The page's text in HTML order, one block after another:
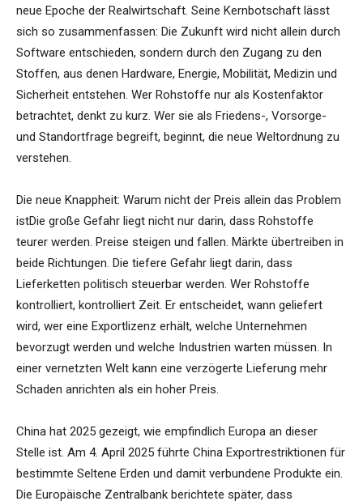
neue Epoche der Realwirtschaft. Seine Kernbotschaft lässt
sich so zusammenfassen: Die Zukunft wird nicht allein durch
Software entschieden, sondern durch den Zugang zu den
Stoffen, aus denen Hardware, Energie, Mobilität, Medizin und
Sicherheit entstehen. Wer Rohstoffe nur als Kostenfaktor
betrachtet, denkt zu kurz. Wer sie als Friedens-, Vorsorge-
und Standortfrage begreift, beginnt, die neue Weltordnung zu
verstehen.
Die neue Knappheit: Warum nicht der Preis allein das Problem
istDie große Gefahr liegt nicht nur darin, dass Rohstoffe
teurer werden. Preise steigen und fallen. Märkte übertreiben in
beide Richtungen. Die tiefere Gefahr liegt darin, dass
Lieferketten politisch steuerbar werden. Wer Rohstoffe
kontrolliert, kontrolliert Zeit. Er entscheidet, wann geliefert
wird, wer eine Exportlizenz erhält, welche Unternehmen
bevorzugt werden und welche Industrien warten müssen. In
einer vernetzten Welt kann eine verzögerte Lieferung mehr
Schaden anrichten als ein hoher Preis.
China hat 2025 gezeigt, wie empfindlich Europa an dieser
Stelle ist. Am 4. April 2025 führte China Exportrestriktionen für
bestimmte Seltene Erden und damit verbundene Produkte ein.
Die Europäische Zentralbank berichtete später, dass